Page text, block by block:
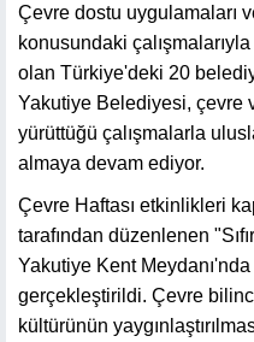
Çevre dostu uygulamaları
konusundaki
olan Türkiye'deki 20
Yakutiye Belediyesi, çevre
yürüttüğü çalışmalarla
almaya devam ediyor.
Çevre Haftası etkinlikleri
tarafından düzenlenen
Yakutiye Kent Meydanı'nda
gerçekleştirildi. Çevre
kültürünün